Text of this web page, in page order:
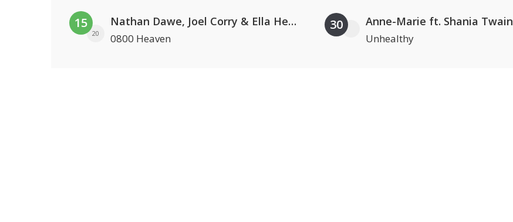
15
20
Nathan Dawe, Joel Corry & Ella Henderson
0800 Heaven
30 Anne-Marie ft. Shania Twain
Unhealthy